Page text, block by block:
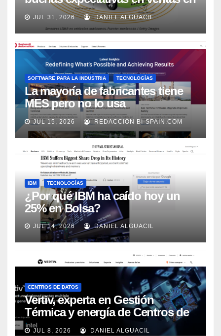
los próximos 2 años, según
Market Watch
JUL 31, 2026 DANIEL ALGUACIL
SOFTWARE PARA LA INDUSTRIA TECNOLOGÍAS
La mayoría de fabricantes tiene
MES pero no lo usa
adecuadamente, según Rockwell
Automation
JUL 15, 2026 REDACCIÓN BI-SPAIN.COM
IBM TECNOLOGÍAS
¿Por qué IBM ha caído hoy un
25% en Bolsa?
JUL 14, 2026 DANIEL ALGUACIL
CENTROS DE DATOS
Vertiv, experta en Gestión
Térmica y energía de Centros de
Datos, sigue su crecimiento
JUL 8, 2026 DANIEL ALGUACIL